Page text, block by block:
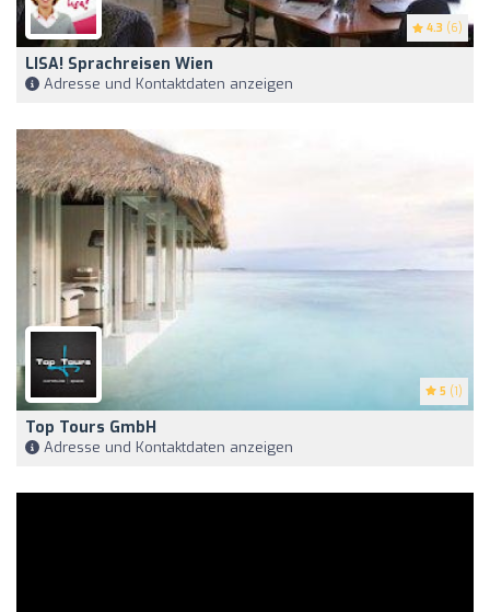
4.3 (6)
LISA! Sprachreisen Wien
Adresse und Kontaktdaten anzeigen
5 (1)
Top Tours GmbH
Adresse und Kontaktdaten anzeigen